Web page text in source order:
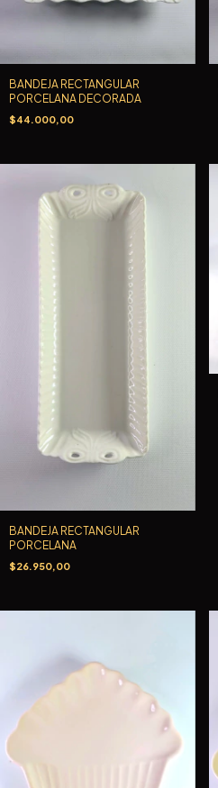
BANDEJA RECTANGULAR
PORCELANA DECORADA
$44.000,00
BANDEJA RECTANGULAR
PORCELANA
$26.950,00